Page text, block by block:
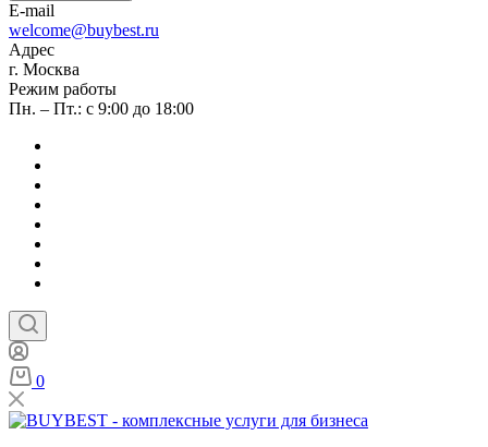
E-mail
welcome@buybest.ru
Адрес
г. Москва
Режим работы
Пн. – Пт.: с 9:00 до 18:00
0